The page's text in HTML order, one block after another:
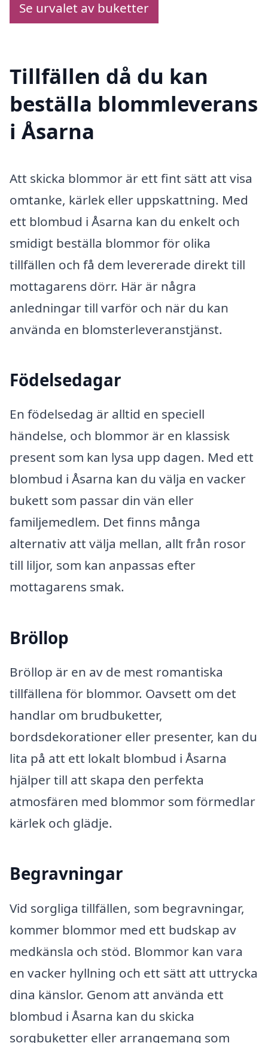
Se urvalet av buketter
Tillfällen då du kan
beställa blommleverans
i Åsarna
Att skicka blommor är ett fint sätt att visa
omtanke, kärlek eller uppskattning. Med
ett blombud i Åsarna kan du enkelt och
smidigt beställa blommor för olika
tillfällen och få dem levererade direkt till
mottagarens dörr. Här är några
anledningar till varför och när du kan
använda en blomsterleveranstjänst.
Födelsedagar
En födelsedag är alltid en speciell
händelse, och blommor är en klassisk
present som kan lysa upp dagen. Med ett
blombud i Åsarna kan du välja en vacker
bukett som passar din vän eller
familjemedlem. Det finns många
alternativ att välja mellan, allt från rosor
till liljor, som kan anpassas efter
mottagarens smak.
Bröllop
Bröllop är en av de mest romantiska
tillfällena för blommor. Oavsett om det
handlar om brudbuketter,
bordsdekorationer eller presenter, kan du
lita på att ett lokalt blombud i Åsarna
hjälper till att skapa den perfekta
atmosfären med blommor som förmedlar
kärlek och glädje.
Begravningar
Vid sorgliga tillfällen, som begravningar,
kommer blommor med ett budskap av
medkänsla och stöd. Blommor kan vara
en vacker hyllning och ett sätt att uttrycka
dina känslor. Genom att använda ett
blombud i Åsarna kan du skicka
sorgbuketter eller arrangemang som